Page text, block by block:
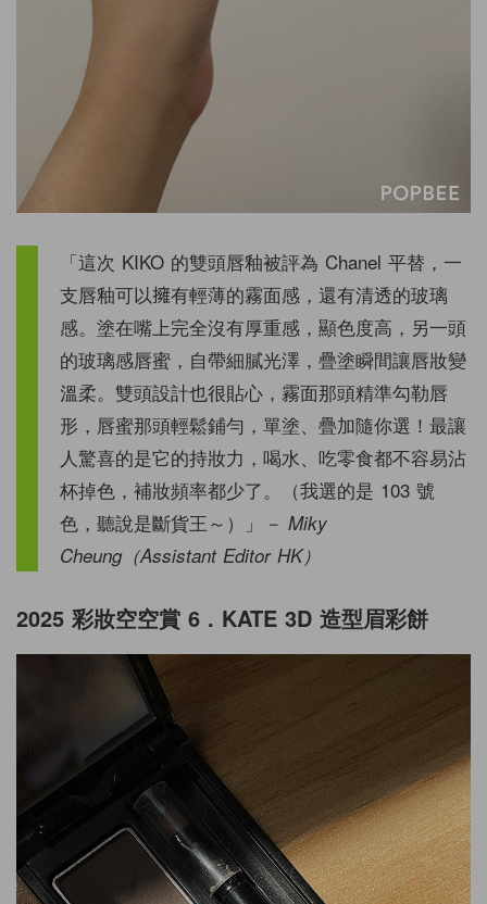
「這次 KIKO 的雙頭唇釉被評為 Chanel 平替，一
支唇釉可以擁有輕薄的霧面感，還有清透的玻璃
感。塗在嘴上完全沒有厚重感，顯色度高，另一頭
的玻璃感唇蜜，自帶細膩光澤，疊塗瞬間讓唇妝變
溫柔。雙頭設計也很貼心，霧面那頭精準勾勒唇
形，唇蜜那頭輕鬆鋪勻，單塗、疊加隨你選！最讓
人驚喜的是它的持妝力，喝水、吃零食都不容易沾
杯掉色，補妝頻率都少了。（我選的是 103 號
色，聽說是斷貨王～）」
－ Miky
Cheung（Assistant Editor HK）
2025 彩妝空空賞 6 . KATE 3D 造型眉彩餅